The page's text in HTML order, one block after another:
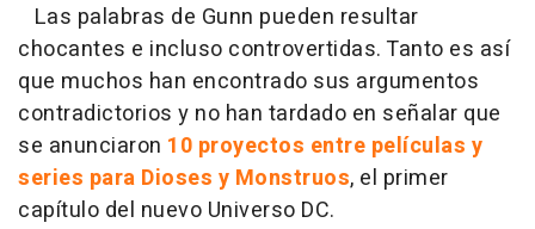
Las palabras de Gunn pueden resultar
chocantes e incluso controvertidas. Tanto es así
que muchos han encontrado sus argumentos
contradictorios y no han tardado en señalar que
se anunciaron 10 proyectos entre películas y
series para Dioses y Monstruos, el primer
capítulo del nuevo Universo DC.